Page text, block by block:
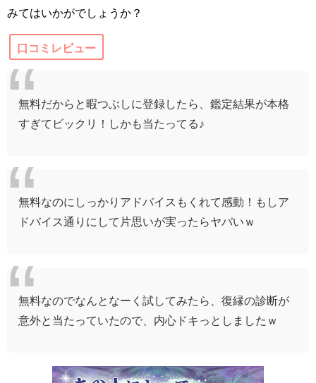
みてはいかがでしょうか？
口コミレビュー
無料だからと暇つぶしに登録したら、鑑定結果が本格
すぎてビックリ！しかも当たってる♪
無料なのにしっかりアドバイスもくれて感動！もしア
ドバイス通りにして片思いが実ったらヤバいｗ
無料なのでなんとなーく試してみたら、 復縁の診断が
意外と当たっていたので、 内心ドキっとしましたｗ